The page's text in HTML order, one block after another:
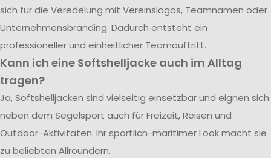
sich für die Veredelung mit Vereinslogos, Teamnamen oder
Unternehmensbranding. Dadurch entsteht ein
professioneller und einheitlicher Teamauftritt.
Kann ich eine Softshelljacke auch im Alltag
tragen?
Ja, Softshelljacken sind vielseitig einsetzbar und eignen sich
neben dem Segelsport auch für Freizeit, Reisen und
Outdoor-Aktivitäten. Ihr sportlich-maritimer Look macht sie
zu beliebten Allroundern.